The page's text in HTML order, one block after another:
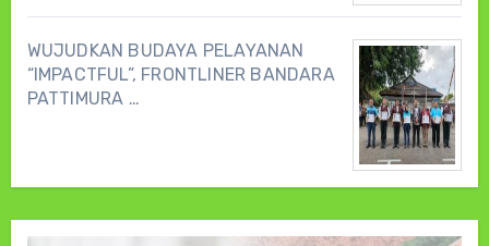
WUJUDKAN BUDAYA PELAYANAN
“IMPACTFUL”, FRONTLINER BANDARA
PATTIMURA …